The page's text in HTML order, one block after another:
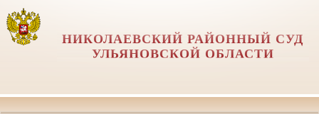
НИКОЛАЕВСКИЙ РАЙОННЫЙ СУД
УЛЬЯНОВСКОЙ ОБЛАСТИ